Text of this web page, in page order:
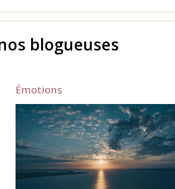
blogueuses
Émotions